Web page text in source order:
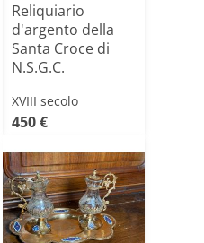
Reliquiario
d'argento della
Santa Croce di
N.S.G.C.
XVIII secolo
450 €